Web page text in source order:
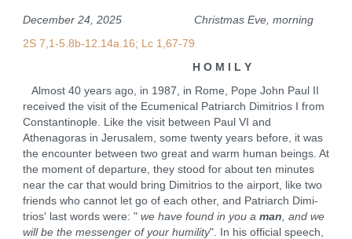
December 24, 2025Christmas Eve, morning
2S 7,1-5.8b-12.14a.16; Lc 1,67-79
H O M I L Y
Almost 40 years ago, in 1987, in Rome, Pope John Paul II
received the visit of the Ecumenical Patriarch Dimitrios I from
Constantinople. Like the visit between Paul VI and
Athenagoras in Jerusalem, some twenty years before, it was
the encounter between two great and warm human beings. At
the moment of departure, they stood for about ten minutes
near the car that would bring Dimitrios to the airport, like two
friends who cannot let go of each other, and Patriarch Dimi­
trios' last words were: " we have found in you a man, and we
will be the messenger of your humility". In his official speech,